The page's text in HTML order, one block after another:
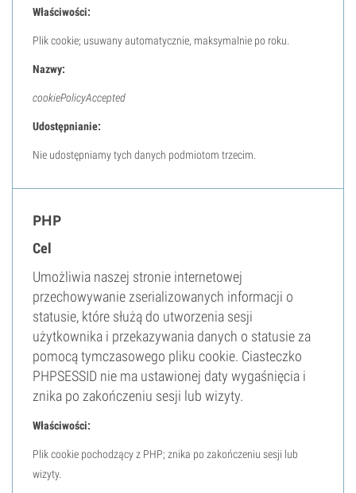
Właściwości:
Plik cookie; usuwany automatycznie, maksymalnie po roku.
Nazwy:
cookiePolicyAccepted
Udostępnianie:
Nie udostępniamy tych danych podmiotom trzecim.
PHP
Cel
Umożliwia naszej stronie internetowej
przechowywanie zserializowanych informacji o
statusie, które służą do utworzenia sesji
użytkownika i przekazywania danych o statusie za
pomocą tymczasowego pliku cookie. Ciasteczko
PHPSESSID nie ma ustawionej daty wygaśnięcia i
znika po zakończeniu sesji lub wizyty.
Właściwości:
Plik cookie pochodzący z PHP; znika po zakończeniu sesji lub
wizyty.